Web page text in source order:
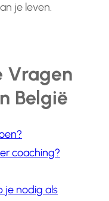
je leven.
Vragen
België
coaching?
je nodig als